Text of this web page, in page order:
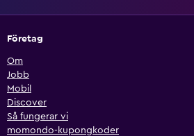
Företag
Om
Jobb
Mobil
Discover
Så fungerar vi
momondo-kupongkoder